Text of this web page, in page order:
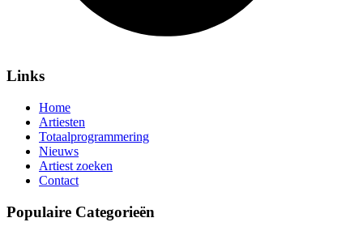
Links
Home
Artiesten
Totaalprogrammering
Nieuws
Artiest zoeken
Contact
Populaire Categorieën